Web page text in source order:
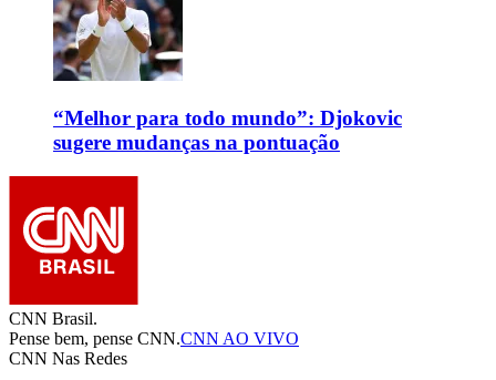
“Melhor para todo mundo”: Djokovic
sugere mudanças na pontuação
CNN Brasil.
Pense bem, pense CNN.CNN AO VIVO
CNN Nas Redes